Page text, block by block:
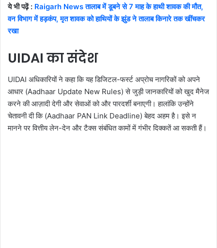
ये भी पढ़ें : Raigarh News तालाब में डूबने से 7 माह के हाथी शावक की मौत,
वन विभाग में हड़कंप, मृत शावक को हाथियों के झुंड ने तालाब किनारे तक खींचकर
रखा
UIDAI का संदेश
UIDAI अधिकारियों ने कहा कि यह डिजिटल-फर्स्ट अप्रोच नागरिकों को अपने
आधार (Aadhaar Update New Rules) से जुड़ी जानकारियों को खुद मैनेज
करने की आज़ादी देगी और सेवाओं को और पारदर्शी बनाएगी। हालांकि उन्होंने
चेतावनी दी कि (Aadhaar PAN Link Deadline) बेहद अहम है। इसे न
मानने पर वित्तीय लेन-देन और टैक्स संबंधित कामों में गंभीर दिक्कतें आ सकती हैं।